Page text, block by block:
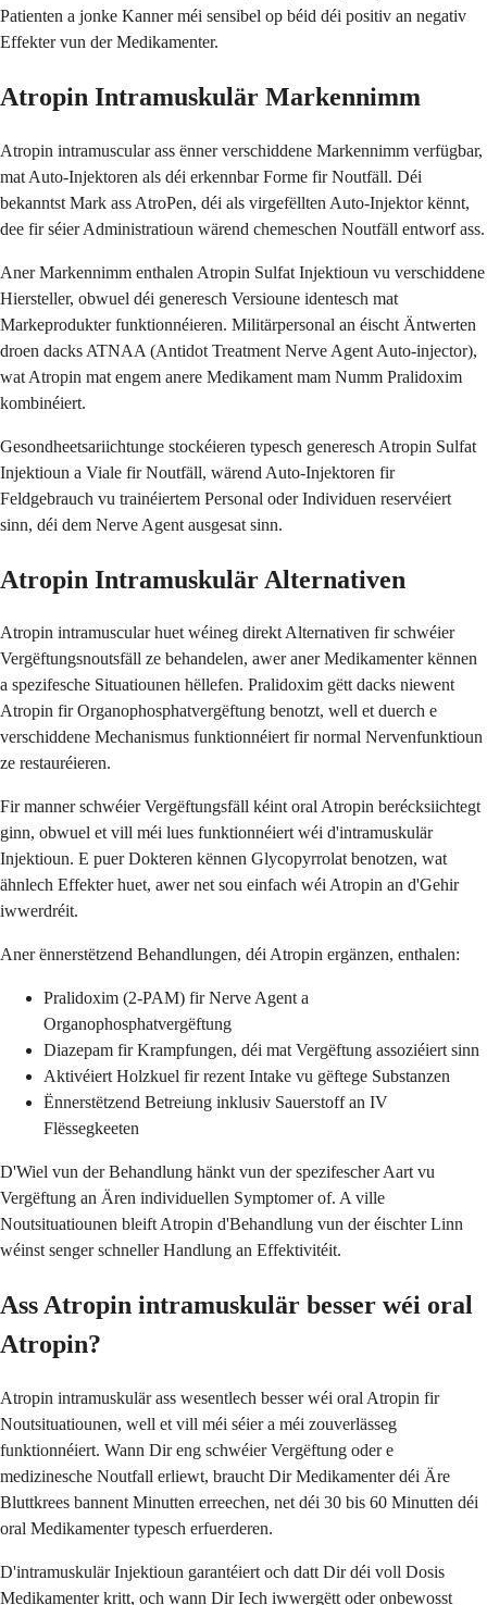
Patienten a jonke Kanner méi sensibel op béid déi positiv an negativ
Effekter vun der Medikamenter.
Atropin Intramuskulär Markennimm
Atropin intramuscular ass ënner verschiddene Markennimm verfügbar,
mat Auto-Injektoren als déi erkennbar Forme fir Noutfäll. Déi
bekanntst Mark ass AtroPen, déi als virgefëllten Auto-Injektor kënnt,
dee fir séier Administratioun wärend chemeschen Noutfäll entworf ass.
Aner Markennimm enthalen Atropin Sulfat Injektioun vu verschiddene
Hiersteller, obwuel déi generesch Versioune identesch mat
Markeprodukter funktionnéieren. Militärpersonal an éischt Äntwerten
droen dacks ATNAA (Antidot Treatment Nerve Agent Auto-injector),
wat Atropin mat engem anere Medikament mam Numm Pralidoxim
kombinéiert.
Gesondheetsariichtunge stockéieren typesch generesch Atropin Sulfat
Injektioun a Viale fir Noutfäll, wärend Auto-Injektoren fir
Feldgebrauch vu trainéiertem Personal oder Individuen reservéiert
sinn, déi dem Nerve Agent ausgesat sinn.
Atropin Intramuskulär Alternativen
Atropin intramuscular huet wéineg direkt Alternativen fir schwéier
Vergëftungsnoutsfäll ze behandelen, awer aner Medikamenter kënnen
a spezifesche Situatiounen hëllefen. Pralidoxim gëtt dacks niewent
Atropin fir Organophosphatvergëftung benotzt, well et duerch e
verschiddene Mechanismus funktionnéiert fir normal Nervenfunktioun
ze restauréieren.
Fir manner schwéier Vergëftungsfäll kéint oral Atropin berécksiichtegt
ginn, obwuel et vill méi lues funktionnéiert wéi d'intramuskulär
Injektioun. E puer Dokteren kënnen Glycopyrrolat benotzen, wat
ähnlech Effekter huet, awer net sou einfach wéi Atropin an d'Gehir
iwwerdréit.
Aner ënnerstëtzend Behandlungen, déi Atropin ergänzen, enthalen:
Pralidoxim (2-PAM) fir Nerve Agent a
Organophosphatvergëftung
Diazepam fir Krampfungen, déi mat Vergëftung assoziéiert sinn
Aktivéiert Holzkuel fir rezent Intake vu gëftege Substanzen
Ënnerstëtzend Betreiung inklusiv Sauerstoff an IV
Flëssegkeeten
D'Wiel vun der Behandlung hänkt vun der spezifescher Aart vu
Vergëftung an Ären individuellen Symptomer of. A ville
Noutsituatiounen bleift Atropin d'Behandlung vun der éischter Linn
wéinst senger schneller Handlung an Effektivitéit.
Ass Atropin intramuskulär besser wéi oral
Atropin?
Atropin intramuskulär ass wesentlech besser wéi oral Atropin fir
Noutsituatiounen, well et vill méi séier a méi zouverlässeg
funktionnéiert. Wann Dir eng schwéier Vergëftung oder e
medizinesche Noutfall erliewt, braucht Dir Medikamenter déi Äre
Bluttkrees bannent Minutten erreechen, net déi 30 bis 60 Minutten déi
oral Medikamenter typesch erfuerderen.
D'intramuskulär Injektioun garantéiert och datt Dir déi voll Dosis
Medikamenter kritt, och wann Dir Iech iwwergëtt oder onbewosst